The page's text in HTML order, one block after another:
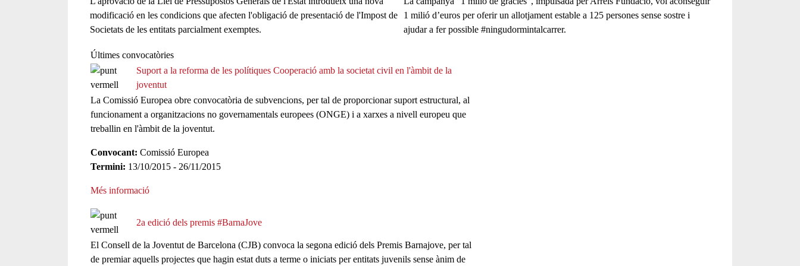
modificació en les condicions que afecten l'obligació de presentació de l'Impost de
Societats de les entitats parcialment exemptes.
1 milió d’euros per oferir un allotjament estable a 125 persones sense sostre i
ajudar a fer possible #ningudormintalcarrer.
Últimes convocatòries
Suport a la reforma de les polítiques Cooperació amb la societat civil en l'àmbit de la
joventut
La Comissió Europea obre convocatòria de subvencions, per tal de proporcionar suport estructural, al
funcionament a organitzacions no governamentals europees (ONGE) i a xarxes a nivell europeu que
treballin en l'àmbit de la joventut.
Convocant: Comissió Europea
Termini: 13/10/2015 - 26/11/2015
Més informació
2a edició dels premis #BarnaJove
El Consell de la Joventut de Barcelona (CJB) convoca la segona edició dels Premis Barnajove, per tal
de premiar aquells projectes que hagin estat duts a terme o iniciats per entitats juvenils sense ànim de